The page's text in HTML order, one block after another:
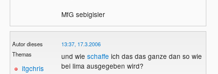
MfG sebigisler
Autor dieses
Themas
itgchris
13:37, 17.3.2006
und wie schaffe ich das das ganze dan so wie
bei lima ausgegeben wird?